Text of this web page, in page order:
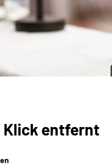
Klick entfernt